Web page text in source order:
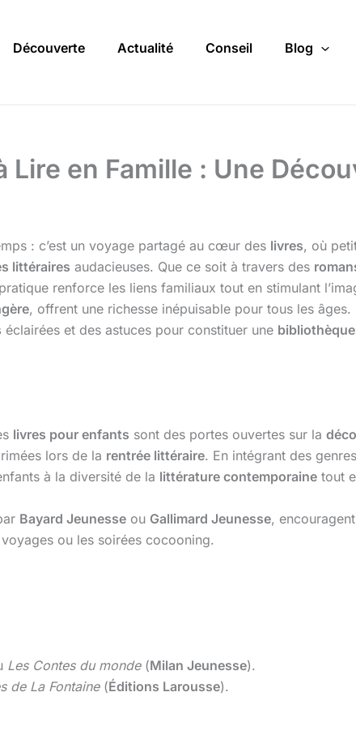
Découverte Actualité Conseil Blog
Lire en Famille : Une
: c’est un voyage partagé au cœur des livres, où
littéraires audacieuses. Que ce soit à travers des
renforce les liens familiaux tout en stimulant
, offrent une richesse inépuisable pour tous les
éclairées et des astuces pour constituer une bibliothèque
livres pour enfants sont des portes ouvertes sur la
lors de la rentrée littéraire. En intégrant des
à la diversité de la littérature contemporaine tout
Bayard Jeunesse ou Gallimard Jeunesse,
ou les soirées cocooning.
Les Contes du monde(Milan Jeunesse).
de La Fontaine(Éditions Larousse).